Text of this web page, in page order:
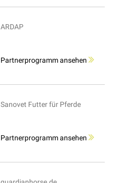
ARDAP
Partnerprogramm ansehen
Sanovet Futter für Pferde
Partnerprogramm ansehen